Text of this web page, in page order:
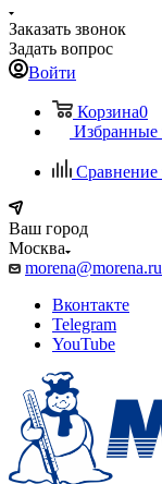
Заказать звонок
Задать вопрос
Войти
Корзина0
Избранные
Сравнение
Ваш город
Москва
morena@morena.ru
Вконтакте
Telegram
YouTube